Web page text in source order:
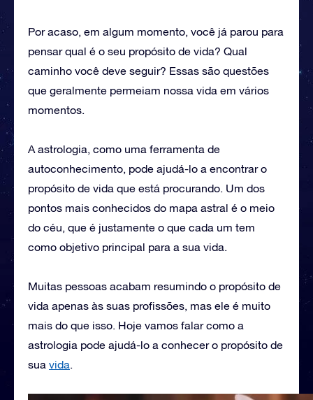
Por acaso, em algum momento, você já parou para
pensar qual é o seu propósito de vida? Qual
caminho você deve seguir? Essas são questões
que geralmente permeiam nossa vida em vários
momentos.
A astrologia, como uma ferramenta de
autoconhecimento, pode ajudá-lo a encontrar o
propósito de vida que está procurando. Um dos
pontos mais conhecidos do mapa astral é o meio
do céu, que é justamente o que cada um tem
como objetivo principal para a sua vida.
Muitas pessoas acabam resumindo o propósito de
vida apenas às suas profissões, mas ele é muito
mais do que isso. Hoje vamos falar como a
astrologia pode ajudá-lo a conhecer o propósito de
sua vida.